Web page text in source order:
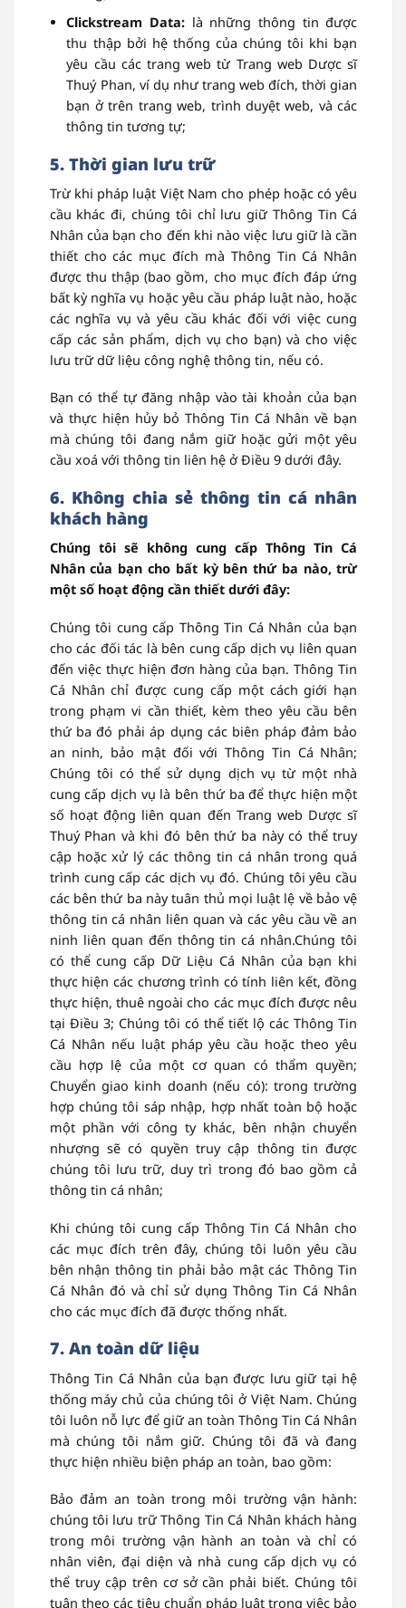
Clickstream Data: là những thông tin được
thu thập bởi hệ thống của chúng tôi khi bạn
yêu cầu các trang web từ Trang web Dược sĩ
Thuý Phan, ví dụ như trang web đích, thời gian
bạn ở trên trang web, trình duyệt web, và các
thông tin tương tự;
5. Thời gian lưu trữ
Trừ khi pháp luật Việt Nam cho phép hoặc có yêu
cầu khác đi, chúng tôi chỉ lưu giữ Thông Tin Cá
Nhân của bạn cho đến khi nào việc lưu giữ là cần
thiết cho các mục đích mà Thông Tin Cá Nhân
được thu thập (bao gồm, cho mục đích đáp ứng
bất kỳ nghĩa vụ hoặc yêu cầu pháp luật nào, hoặc
các nghĩa vụ và yêu cầu khác đối với việc cung
cấp các sản phẩm, dịch vụ cho bạn) và cho việc
lưu trữ dữ liệu công nghệ thông tin, nếu có.
Bạn có thể tự đăng nhập vào tài khoản của bạn
và thực hiện hủy bỏ Thông Tin Cá Nhân về bạn
mà chúng tôi đang nắm giữ hoặc gửi một yêu
cầu xoá với thông tin liên hệ ở Điều 9 dưới đây.
6. Không chia sẻ thông tin cá nhân
khách hàng
Chúng tôi sẽ không cung cấp Thông Tin Cá
Nhân của bạn cho bất kỳ bên thứ ba nào, trừ
một số hoạt động cần thiết dưới đây:
Chúng tôi cung cấp Thông Tin Cá Nhân của bạn
cho các đối tác là bên cung cấp dịch vụ liên quan
đến việc thực hiện đơn hàng của bạn. Thông Tin
Cá Nhân chỉ được cung cấp một cách giới hạn
trong phạm vi cần thiết, kèm theo yêu cầu bên
thứ ba đó phải áp dụng các biên pháp đảm bảo
an ninh, bảo mật đối với Thông Tin Cá Nhân;
Chúng tôi có thể sử dụng dịch vụ từ một nhà
cung cấp dịch vụ là bên thứ ba để thực hiện một
số hoạt động liên quan đến Trang web Dược sĩ
Thuý Phan và khi đó bên thứ ba này có thể truy
cập hoặc xử lý các thông tin cá nhân trong quá
trình cung cấp các dịch vụ đó. Chúng tôi yêu cầu
các bên thứ ba này tuân thủ mọi luật lệ về bảo vệ
thông tin cá nhân liên quan và các yêu cầu về an
ninh liên quan đến thông tin cá nhân.Chúng tôi
có thể cung cấp Dữ Liệu Cá Nhân của bạn khi
thực hiện các chương trình có tính liên kết, đồng
thực hiện, thuê ngoài cho các mục đích được nêu
tại Điều 3; Chúng tôi có thể tiết lộ các Thông Tin
Cá Nhân nếu luật pháp yêu cầu hoặc theo yêu
cầu hợp lệ của một cơ quan có thẩm quyền;
Chuyển giao kinh doanh (nếu có): trong trường
hợp chúng tôi sáp nhập, hợp nhất toàn bộ hoặc
một phần với công ty khác, bên nhận chuyển
nhượng sẽ có quyền truy cập thông tin được
chúng tôi lưu trữ, duy trì trong đó bao gồm cả
thông tin cá nhân;
Khi chúng tôi cung cấp Thông Tin Cá Nhân cho
các mục đích trên đây, chúng tôi luôn yêu cầu
bên nhận thông tin phải bảo mật các Thông Tin
Cá Nhân đó và chỉ sử dụng Thông Tin Cá Nhân
cho các mục đích đã được thống nhất.
7. An toàn dữ liệu
Thông Tin Cá Nhân của bạn được lưu giữ tại hệ
thống máy chủ của chúng tôi ở Việt Nam. Chúng
tôi luôn nỗ lực để giữ an toàn Thông Tin Cá Nhân
mà chúng tôi nắm giữ. Chúng tôi đã và đang
thực hiện nhiều biện pháp an toàn, bao gồm:
Bảo đảm an toàn trong môi trường vận hành:
chúng tôi lưu trữ Thông Tin Cá Nhân khách hàng
trong môi trường vận hành an toàn và chỉ có
nhân viên, đại diện và nhà cung cấp dịch vụ có
thể truy cập trên cơ sở cần phải biết. Chúng tôi
tuân theo các tiêu chuẩn pháp luật trong việc bảo